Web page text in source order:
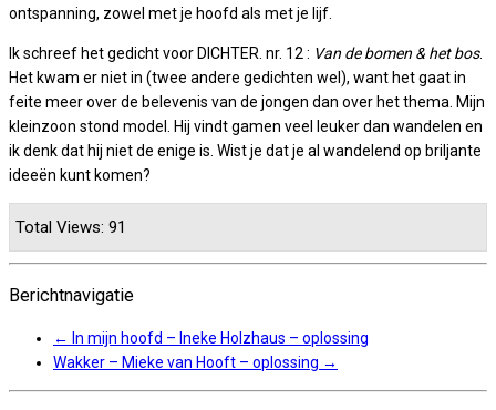
ontspanning, zowel met je hoofd als met je lijf.
Ik schreef het gedicht voor DICHTER. nr. 12 : Van de bomen & het bos.
Het kwam er niet in (twee andere gedichten wel), want het gaat in
feite meer over de belevenis van de jongen dan over het thema. Mijn
kleinzoon stond model. Hij vindt gamen veel leuker dan wandelen en
ik denk dat hij niet de enige is. Wist je dat je al wandelend op briljante
ideeën kunt komen?
Total Views: 91
Berichtnavigatie
← In mijn hoofd – Ineke Holzhaus – oplossing
Wakker – Mieke van Hooft – oplossing →